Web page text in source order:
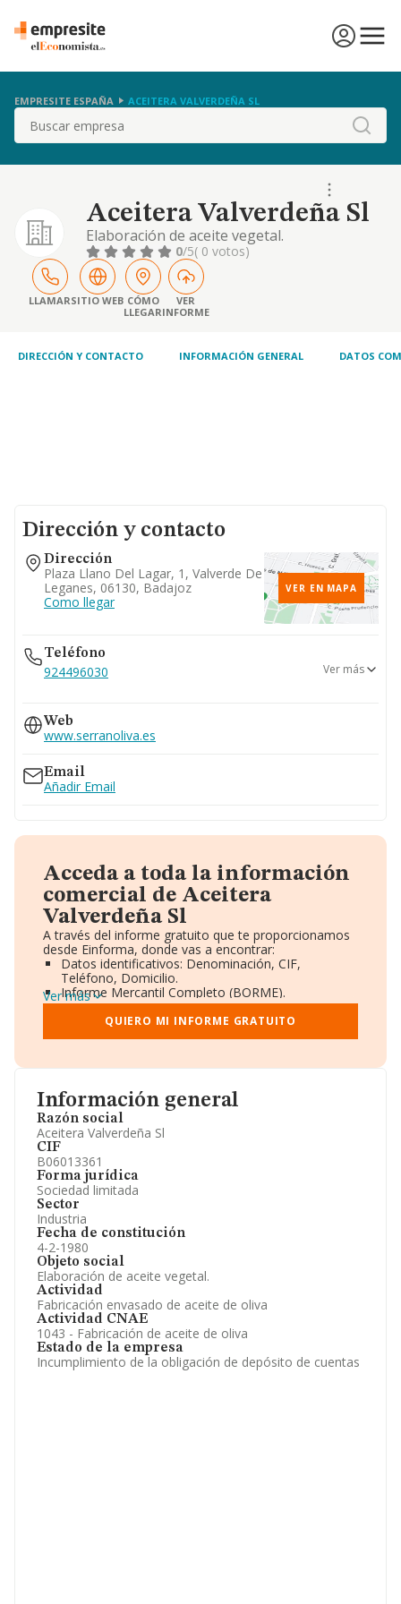
EMPRESITE ESPAÑA ACEITERA VALVERDEÑA SL
Buscar
Aceitera Valverdeña Sl
Elaboración de aceite vegetal.
0/5( 0 votos)
LLAMARSITIO WEB CÓMO
LLEGAR
VER
INFORME
DIRECCIÓN Y CONTACTO INFORMACIÓN GENERAL DATOS
Información general
Razón social
Aceitera Valverdeña Sl
CIF
B06013361
Forma jurídica
Sociedad limitada
Sector
Industria
Fecha de constitución
4-2-1980
Objeto social
Elaboración de aceite vegetal.
Actividad
Fabricación envasado de aceite de oliva
Actividad CNAE
1043 - Fabricación de aceite de oliva
Estado de la empresa
Incumplimiento de la obligación de depósito de cuentas
Dirección y contacto
Dirección
Plaza Llano Del Lagar, 1, Valverde De
Leganes, 06130, Badajoz
Como llegar
VER EN MAPA
Teléfono
924496030
924496450
Ver más
Web
www.serranoliva.es
Email
Añadir Email
Acceda a toda la información
comercial de Aceitera
Valverdeña Sl
A través del informe gratuito que te proporcionamos
desde Einforma, donde vas a encontrar:
Datos identificativos: Denominación, CIF,
Teléfono, Domicilio.
Informe Mercantil Completo (BORME).
Gráficos de Evolución Ventas y Empleados.
Consejo de Administración y Administradores.
Directivos y Ejecutivos.
Información oficial y registral complementaria.
Ver más
QUIERO MI INFORME GRATUITO